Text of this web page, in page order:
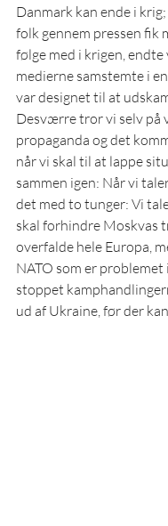
Danmark kan ende i
folk gennem pressen fik
følge med i krigen, endte
medierne samstemte i
var designet til at
Desværre tror vi selv på
propaganda og det
når vi skal til at lappe
sammen igen: Når vi
det med to tunger: Vi
skal forhindre Moskvas
overfalde hele Europa,
NATO som er
stoppet
ud af Ukraine, før der